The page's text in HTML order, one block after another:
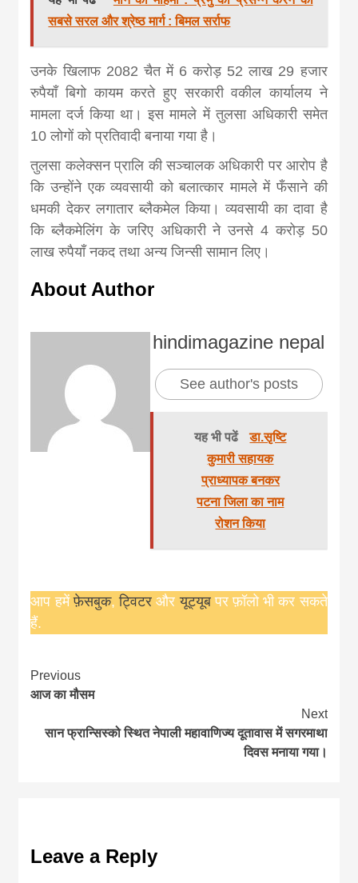
सबसे सरल और श्रेष्ठ मार्ग : बिमल सर्राफ
उनके खिलाफ 2082 चैत में 6 करोड़ 52 लाख 29 हजार
रुपैयाँ बिगो कायम करते हुए सरकारी वकील कार्यालय ने
मामला दर्ज किया था। इस मामले में तुलसा अधिकारी समेत
10 लोगों को प्रतिवादी बनाया गया है।
तुलसा कलेक्सन प्रालि की सञ्चालक अधिकारी पर आरोप है
कि उन्होंने एक व्यवसायी को बलात्कार मामले में फँसाने की
धमकी देकर लगातार ब्लैकमेल किया। व्यवसायी का दावा है
कि ब्लैकमेलिंग के जरिए अधिकारी ने उनसे 4 करोड़ 50
लाख रुपैयाँ नकद तथा अन्य जिन्सी सामान लिए।
About Author
hindimagazine nepal
See author's posts
यह भी पढें
डा.सृष्टि
कुमारी सहायक
प्राध्यापक बनकर
पटना जिला का नाम
रोशन किया
आप हमेंफ़ेसबुक,ट्विटरऔरयूट्यूबपर फ़ॉलो भी कर सकते
हैं.
Continue
Reading
Previous
आज का मौसम
Next
सान फ्रान्सिस्को स्थित नेपाली महावाणिज्य दूतावास में सगरमाथा
दिवस मनाया गया।
Leave a Reply